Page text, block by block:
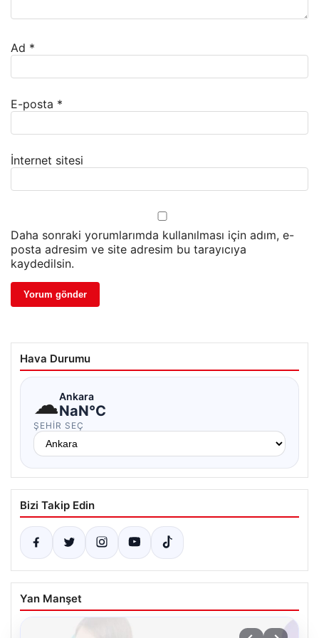
Ad *
E-posta *
İnternet sitesi
Daha sonraki yorumlarımda kullanılması için adım, e-
posta adresim ve site adresim bu tarayıcıya
kaydedilsin.
Hava Durumu
☁Ankara
NaN°C
ŞEHIR SEÇ
Bizi Takip Edin
Yan Manşet